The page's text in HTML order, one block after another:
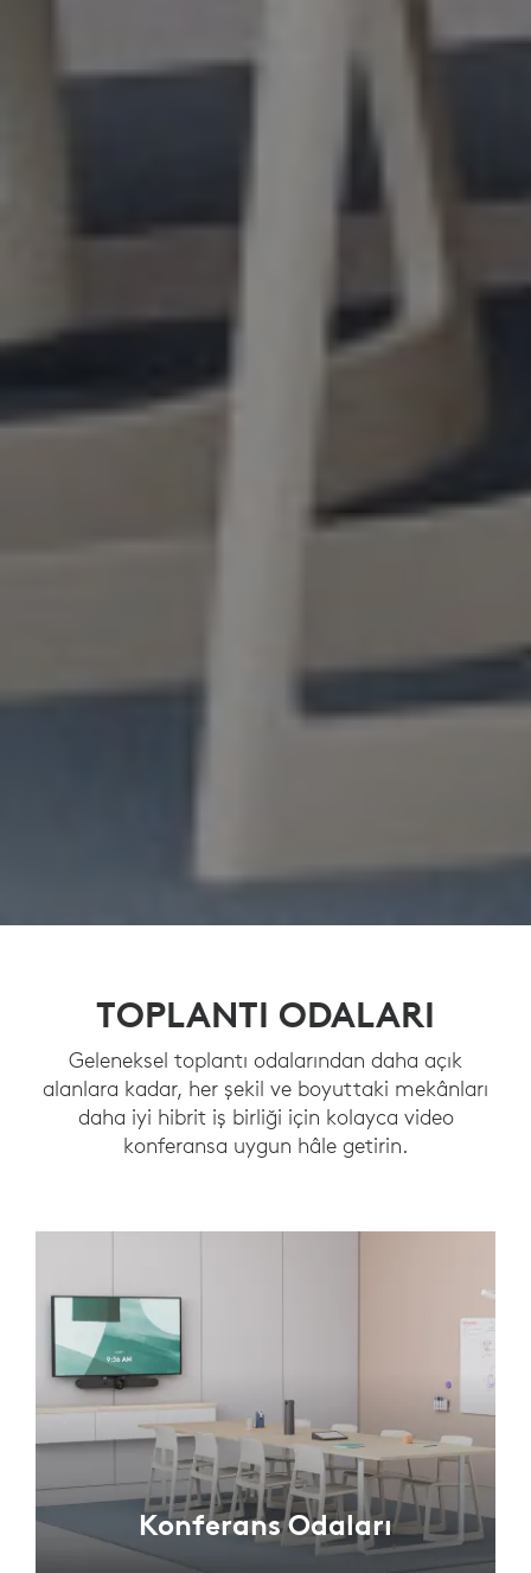
TOPLANTI ODALARI
Geleneksel toplantı odalarından daha açık
alanlara kadar, her şekil ve boyuttaki mekânları
daha iyi hibrit iş birliği için kolayca video
konferansa uygun hâle getirin.
Konferans Odaları